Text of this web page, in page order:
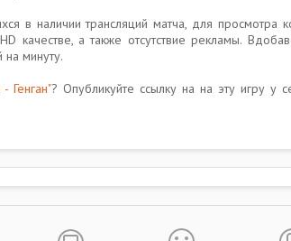
в наличии трансляций матча, для
качестве, а также отсутствие рекламы.
на минуту.
Генган"? Опубликуйте ссылку на на эту игру у